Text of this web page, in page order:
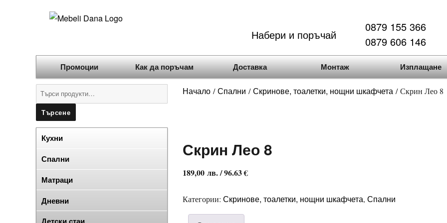
Набери и поръчай
0879 155 366
0879 606 146
Промоции Как да поръчам Доставка Монтаж Изплащане
Начало /Спални /Скринове, тоалетки, нощни шкафчета / Скрин Лео 8
Скрин Лео 8
189,00лв./ 96.63 €
Категории:Скринове, тоалетки, нощни шкафчета,Спални
Търсене
Кухни
Спални
Матраци
Дневни